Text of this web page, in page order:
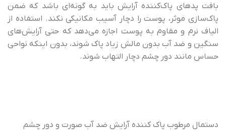
بافت پدهای پاک‌کننده آرایش باید به گونه‌ای باشد که ضمن
پاک‌سازی موثر، پوست را دچار آسیب مکانیکی نکند. استفاده از
الیاف نرم و مقاوم به پوست اجازه می‌دهد که حتی آرایش‌های
سنگین و ضد آب بدون مالش زیاد پاک شوند، بدون اینکه نواحی
حساس مانند دور چشم دچار التهاب شوند.
دستمال مرطوب پاک کننده آرایش ضد آب صورت و دور چشم